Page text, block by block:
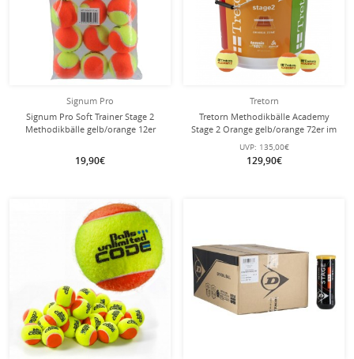
Signum Pro
Signum Pro Soft Trainer Stage 2
Methodikbälle gelb/orange 12er
19,90€
Tretorn
Tretorn Methodikbälle Academy
Stage 2 Orange gelb/orange 72er im
Eimer
UVP: 135,00€
129,90€